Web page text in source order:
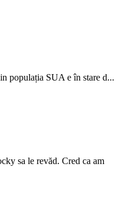
populația SUA e în stare d...
sa le revăd. Cred ca am